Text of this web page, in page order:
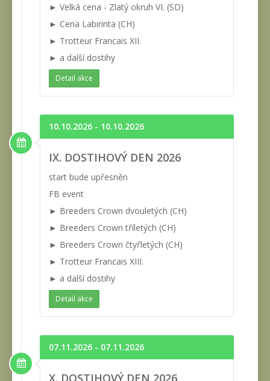
► Velká cena - Zlatý okruh VI. (SD)
► Cena Labirinta (CH)
► Trotteur Francais XII.
► a další dostihy
Detail akce
10.10.2026 - 10.10.2026
IX. DOSTIHOVÝ DEN 2026
start bude upřesněn
FB event
► Breeders Crown dvouletých (CH)
► Breeders Crown tříletých (CH)
► Breeders Crown čtyřletých (CH)
► Trotteur Francais XIII.
► a další dostihy
Detail akce
07.11.2026 - 07.11.2026
X. DOSTIHOVÝ DEN 2026